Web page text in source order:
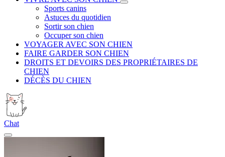
Sports canins
Astuces du quotidien
Sortir son chien
Occuper son chien
VOYAGER AVEC SON CHIEN
FAIRE GARDER SON CHIEN
DROITS ET DEVOIRS DES PROPRIÉTAIRES DE
CHIEN
DÉCÈS DU CHIEN
Chat